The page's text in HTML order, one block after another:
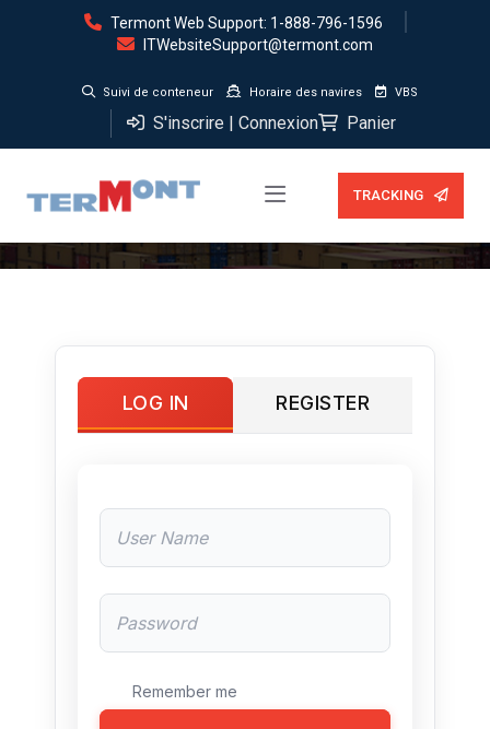
Termont Web Support: 1-888-796-1596
ITWebsiteSupport@termont.com
Suivi de conteneur Horaire des navires VBS
S'inscrire | Connexion Panier
TRACKING
Mon compte
LOG IN REGISTER
Remember me